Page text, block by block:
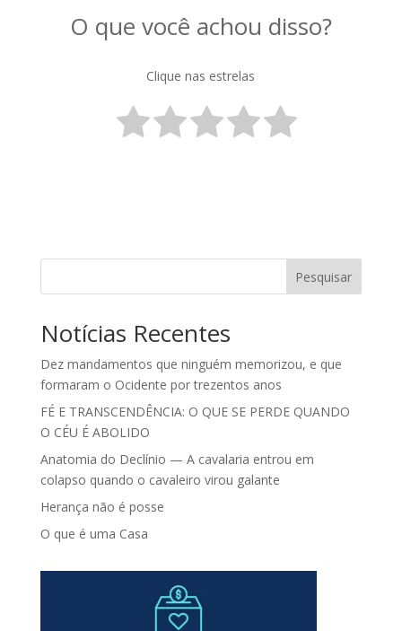
O que você achou disso?
Clique nas estrelas
Pesquisar
Notícias Recentes
Dez mandamentos que ninguém memorizou, e que
formaram o Ocidente por trezentos anos
FÉ E TRANSCENDÊNCIA: O QUE SE PERDE QUANDO
O CÉU É ABOLIDO
Anatomia do Declínio — A cavalaria entrou em
colapso quando o cavaleiro virou galante
Herança não é posse
O que é uma Casa